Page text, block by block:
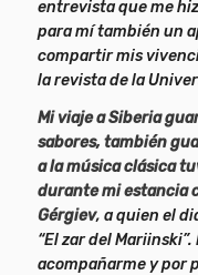
entrevista que me
para mí también un
compartir mis
la revista de la
Mi viaje a Siberia
sabores, también
a la música clásica
durante mi estancia
Gérgiev, a quien el
“El zar del
acompañarme y por